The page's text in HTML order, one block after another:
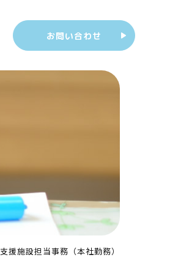
お問い合わせ
支援施設担当事務（本社勤務）